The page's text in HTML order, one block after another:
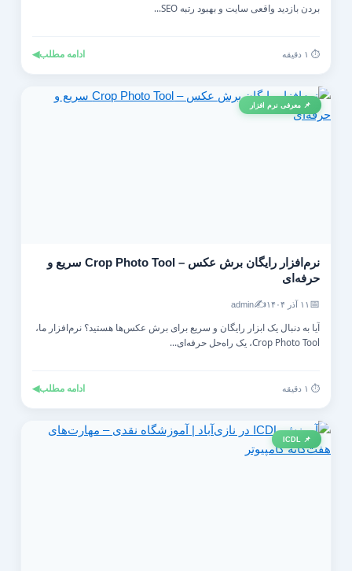
بردن بازدید واقعی سایت و بهبود رتبه SEO...
ادامه مطلب◀
📌 معرفی نرم افزار
نرم‌افزار رایگان برش عکس – Crop Photo Tool سریع و
حرفه‌ای
۱۱ آذر ۱۴۰۴ ✍️
admin
آیا به دنبال یک ابزار رایگان و سریع برای برش عکس‌ها هستید؟ نرم‌افزار ما،
Crop Photo Tool، یک راه‌حل حرفه‌ای...
ادامه مطلب◀
📌 ICDL